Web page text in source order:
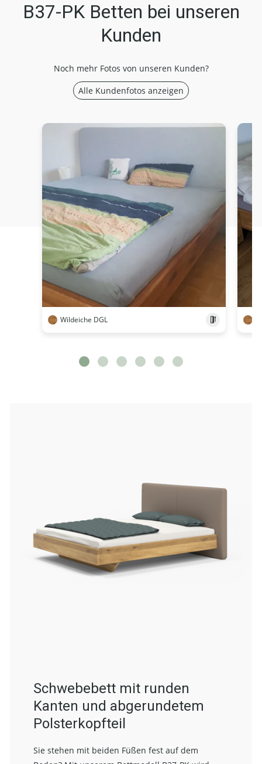
B37-PK Betten bei unseren
Kunden
Noch mehr Fotos von unseren Kunden?
Alle Kundenfotos anzeigen
Wildeiche DGL
Schwebebett mit runden
Kanten und abgerundetem
Polsterkopfteil
Sie stehen mit beiden Füßen fest auf dem